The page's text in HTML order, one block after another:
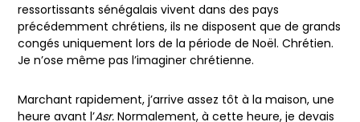
ressortissants sénégalais vivent dans des pays
précédemment chrétiens, ils ne disposent que de grands
congés uniquement lors de la période de Noël. Chrétien.
Je n’ose même pas l’imaginer chrétienne.
Marchant rapidement, j’arrive assez tôt à la maison, une
heure avant l’Asr. Normalement, à cette heure, je devais